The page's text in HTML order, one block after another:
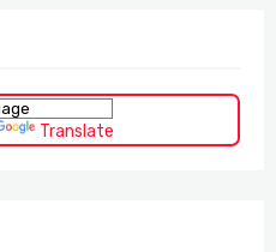
Translate